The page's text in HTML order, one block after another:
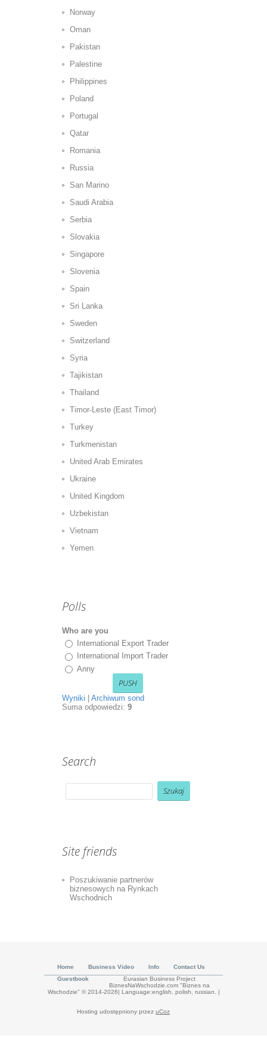
Norway
Oman
Pakistan
Palestine
Philippines
Poland
Portugal
Qatar
Romania
Russia
San Marino
Saudi Arabia
Serbia
Slovakia
Singapore
Slovenia
Spain
Sri Lanka
Sweden
Switzerland
Syria
Tajikistan
Thailand
Timor-Leste (East Timor)
Turkey
Turkmenistan
United Arab Emirates
Ukraine
United Kingdom
Uzbekistan
Vietnam
Yemen
Polls
Who are you
International Export Trader
International Import Trader
Anny
Wyniki
Archiwum sond
Suma odpowiedzi: 9
Search
Site friends
Poszukiwanie partnerów
biznesowych na Rynkach
Wschodnich
Home Business Video Info
Contact Us
Guestbook
Eurasian Business Project
BiznesNaWschodzie.com "Biznes na
Wschodzie" © 2014-2026| Language:english, polish, russian.
|
Hosting udostępniony przez uCoz